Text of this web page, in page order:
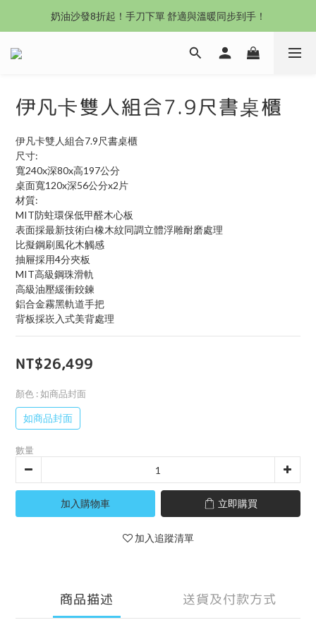
沙發新登場｜想躺就躺，頭等艙到商務艙一次擁有
奶油沙發8折起！手刀下單 舒適與溫暖同步到手！
Outlet專區：期間限定，驚喜下殺中！
伊凡卡雙人組合7.9尺書桌櫃
伊凡卡雙人組合7.9尺書桌櫃
尺寸:
寬240x深80x高197公分
桌面寬120x深56公分x2片
材質:
MIT防蛀環保低甲醛木心板
表面採最新技術白橡木紋同調立體浮雕耐磨處理
比擬鋼刷風化木觸感
抽屜採用4分夾板
MIT高級鋼珠滑軌
高級油壓緩衝鉸鍊
鋁合金霧黑軌道手把
背板採崁入式美背處理
NT$26,499
顏色 : 如商品封面
如商品封面
數量
加入購物車 立即購買
加入追蹤清單
商品描述 送貨及付款方式